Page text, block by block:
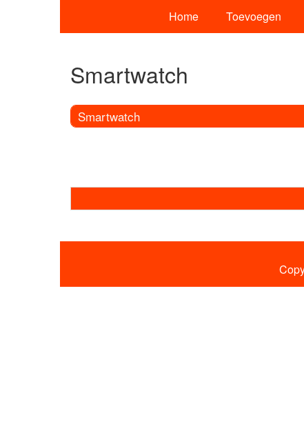
Home Toevoegen
Smartwatch
Smartwatch